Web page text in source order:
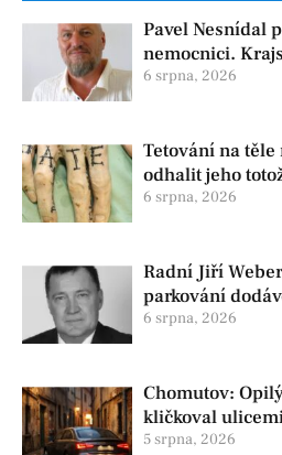
Pavel Nesnídal
nemocnici.
změnu ve vedení
6 srpna, 2026
Tetování na
odhalit jeho
pomoc
6 srpna, 2026
Radní Jiří
parkování
6 srpna, 2026
Chomutov:
kličkoval
policisty
5 srpna, 2026